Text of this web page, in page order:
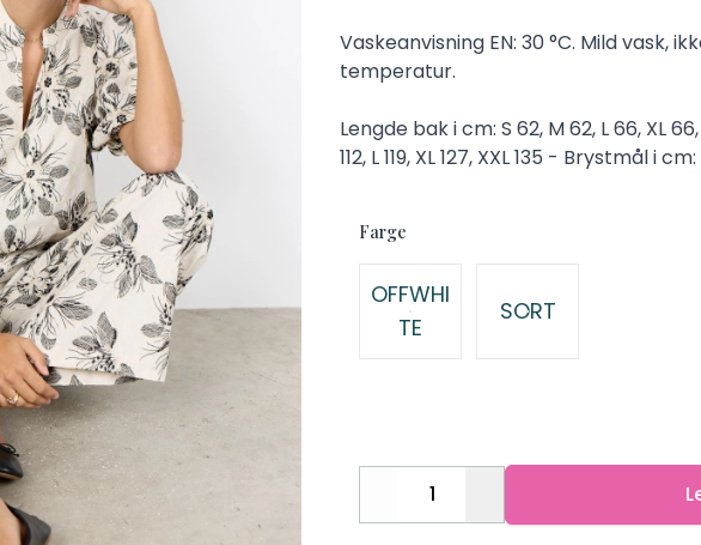
Vaskeanvisning EN: 30 °C. Mild vask,
temperatur.
Lengde bak i cm: S 62, M 62, L 66, XL
112, L 119, XL 127, XXL 135 - Brystmål i cm:
Farge
Velg en Farge
OFFWHI
TE
SORT
Decrease